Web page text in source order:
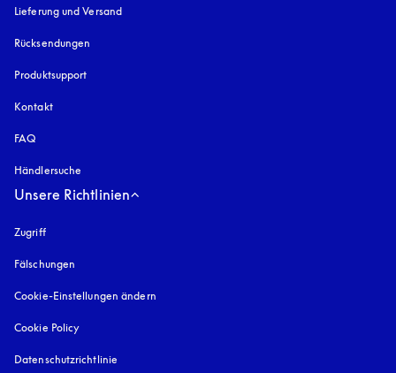
Lieferung und Versand
Rücksendungen
Produktsupport
Kontakt
FAQ
Händlersuche
Unsere Richtlinien
Zugrifföffnet sich in einem neuen Tab
Fälschungen
Cookie-Einstellungen ändern
Cookie Policy
Datenschutzrichtlinie